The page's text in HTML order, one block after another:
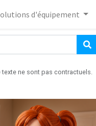
d'équipement
ne sont pas contractuels.